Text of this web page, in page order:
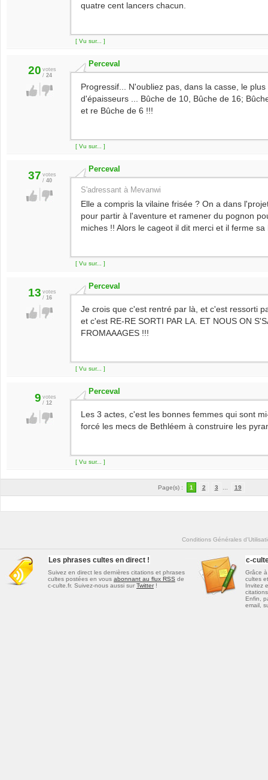
quatre cent lancers chacun.
[ Vu sur... ]
20 votes
/ 24
Perceval
Progressif... N'oubliez pas, dans la casse, le
d'épaisseurs ... Bûche de 10, Bûche de 16;
et re Bûche de 6 !!!
[ Vu sur... ]
37 votes
/ 40
Perceval
S'adressant à Mevanwi
Elle a compris la vilaine frisée ? On a dans
pour partir à l'aventure et ramener du pognon
miches !! Alors le cageot il dit merci et il ferme
[ Vu sur... ]
13 votes
/ 16
Perceval
Je crois que c'est rentré par là, et c'est ressorti
et c'est RE-RE SORTI PAR LA. ET NOUS ON
FROMAAAGES !!!
[ Vu sur... ]
9 votes
/ 12
Perceval
Les 3 actes, c'est les bonnes femmes qui sont
forcé les mecs de Bethléem à construire les
[ Vu sur... ]
Page(s) : 1 2 3 19
Conditions Générales
Les phrases cultes en direct !
Suivez en direct les dernières citations et phrases
cultes postées en vous abonnant au flux RSS de
c-culte.fr. Suivez-nous aussi sur Twitter!
c-
Grâce
cultes
Invitez
citations
Enfin,
email,